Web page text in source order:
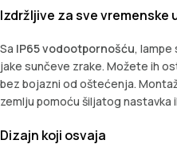
Izdržljive za sve vremenske
Sa IP65 vodootpornošću, lampe
jake sunčeve zrake. Možete ih
bez bojazni od oštećenja.
zemlju pomoću šiljatog nastavka
Dizajn koji osvaja